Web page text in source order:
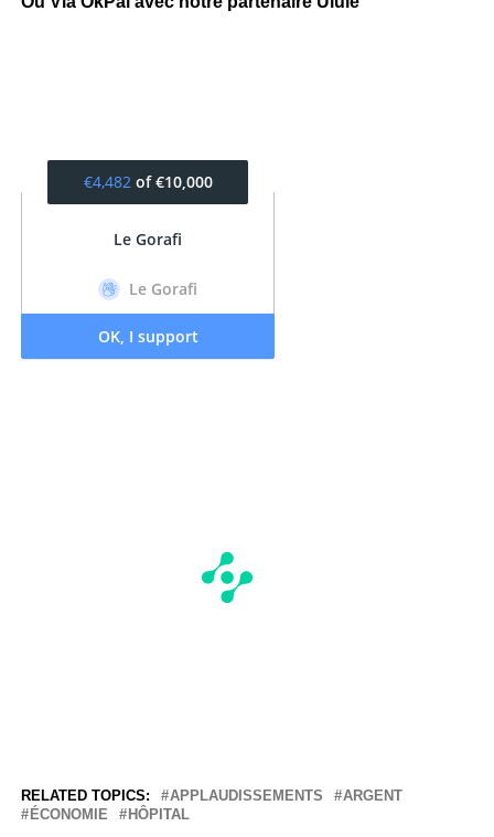
RELATED TOPICS: APPLAUDISSEMENTS
ARGENT
ÉCONOMIE
HÔPITAL